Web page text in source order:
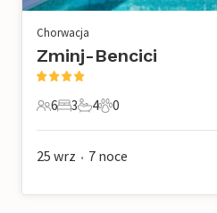
Chorwacja
Zminj-Bencici
6 Goście
6
3 Sypialnie
3
4 Łazienki
4
0 Zwierzęta domowe
0
25 wrz • 7 noce